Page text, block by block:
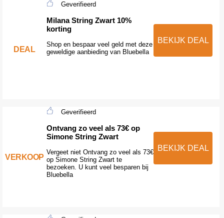
DEAL
Geverifieerd
Milana String Zwart 10%
korting
Shop en bespaar veel geld met deze
geweldige aanbieding van Bluebella
BEKIJK DEAL
VERKOOP
Geverifieerd
Ontvang zo veel als 73€ op
Simone String Zwart
Vergeet niet Ontvang zo veel als 73€
op Simone String Zwart te
bezoeken. U kunt veel besparen bij
Bluebella
BEKIJK DEAL